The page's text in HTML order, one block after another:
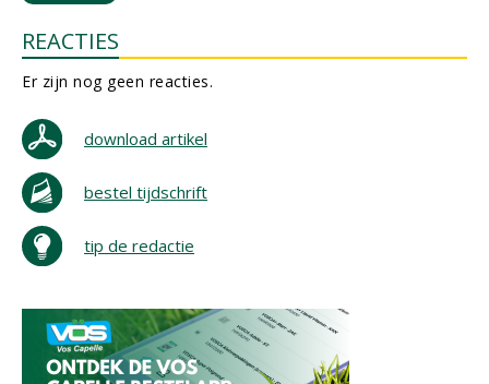
REACTIES
Er zijn nog geen reacties.
download artikel
bestel tijdschrift
tip de redactie